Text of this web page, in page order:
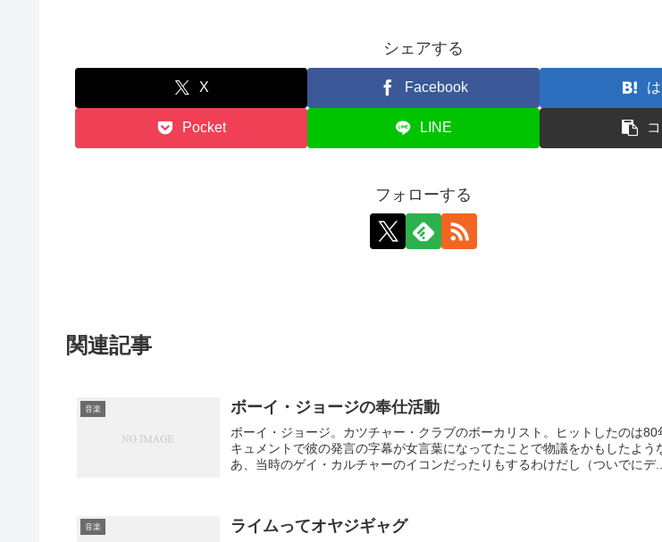
シェアする
X Facebook
Pocket LINE
フォローする
関連記事
音楽 ボーイ・ジョージの奉仕活動
ボーイ・ジョージ。カツチャー・クラブのボーカリスト。ヒットしたのは80
キュメントで彼の発言の字幕が女言葉になってたことで物議をかもしたよう
あ、当時のゲイ・カルチャーのイコンだったりもするわけだし（ついでにデ...
音楽 ライムってオヤジギャグ